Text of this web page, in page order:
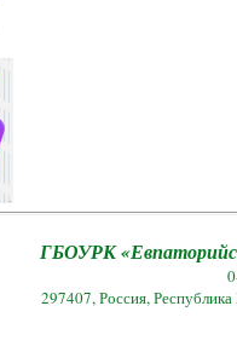
ГБОУРК
297407, Россия,